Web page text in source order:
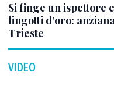
Si finge un ispettore
lingotti d’oro:
Trieste
VIDEO